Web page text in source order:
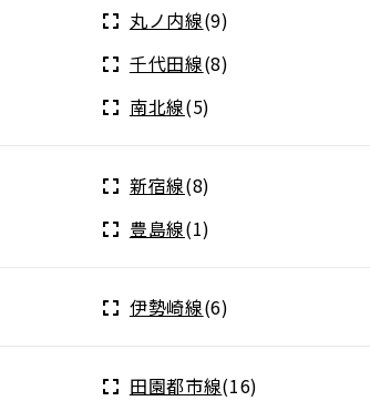
丸ノ内線(9)
千代田線(8)
南北線(5)
新宿線(8)
豊島線(1)
伊勢崎線(6)
田園都市線(16)